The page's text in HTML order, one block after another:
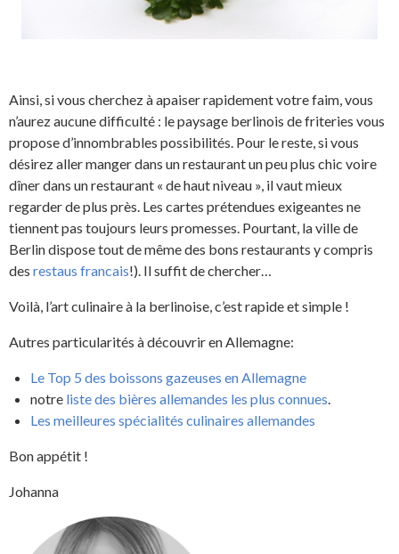
Ainsi, si vous cherchez à apaiser rapidement votre faim, vous
n’aurez aucune difficulté : le paysage berlinois de friteries vous
propose d’innombrables possibilités. Pour le reste, si vous
désirez aller manger dans un restaurant un peu plus chic voire
dîner dans un restaurant « de haut niveau », il vaut mieux
regarder de plus près. Les cartes prétendues exigeantes ne
tiennent pas toujours leurs promesses. Pourtant, la ville de
Berlin dispose tout de même des bons restaurants y compris
des restaus francais!). Il suffit de chercher…
Voilà, l’art culinaire à la berlinoise, c’est rapide et simple !
Autres particularités à découvrir en Allemagne:
Le Top 5 des boissons gazeuses en Allemagne
notre liste des bières allemandes les plus connues.
Les meilleures spécialités culinaires allemandes
Bon appétit !
Johanna